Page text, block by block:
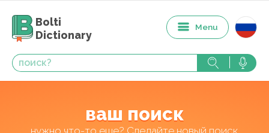
Bolti
Dictionary
Menu
ваш поиск
нужно что-то еще? Сделайте новый поиск